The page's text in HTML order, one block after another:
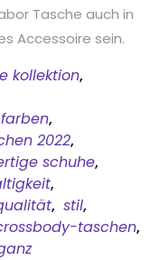
Tasche auch in
Accessoire sein.
kollektion,
farben,
2022,
schuhe,
,
, stil,
taschen,